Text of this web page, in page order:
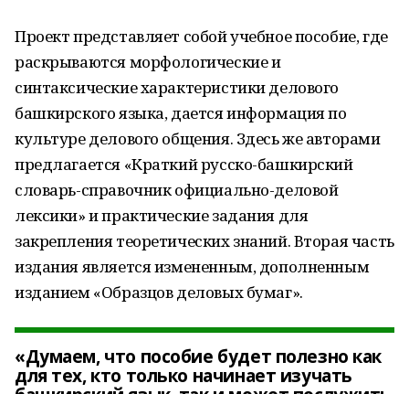
Проект представляет собой учебное пособие, где
раскрываются морфологические и
синтаксические характеристики делового
башкирского языка, дается информация по
культуре делового общения. Здесь же авторами
предлагается «Краткий русско-башкирский
словарь-справочник официально-деловой
лексики» и практические задания для
закрепления теоретических знаний. Вторая часть
издания является измененным, дополненным
изданием «Образцов деловых бумаг».
«Думаем, что пособие будет полезно как
для тех, кто только начинает изучать